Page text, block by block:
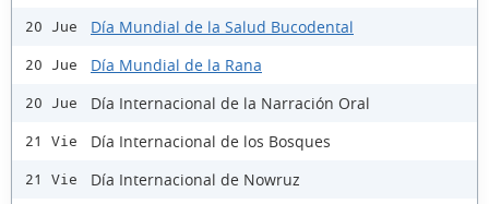
20 Jue Día Mundial de la Salud Bucodental
20 Jue Día Mundial de la Rana
20 Jue Día Internacional de la Narración Oral
21 Vie Día Internacional de los Bosques
21 Vie Día Internacional de Nowruz